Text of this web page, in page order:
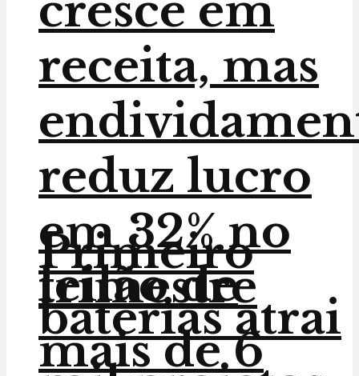
Primeiro
leilão de
baterias atrai
mais de 6
receita, mas
reduz lucro
em 32% no
trimestre